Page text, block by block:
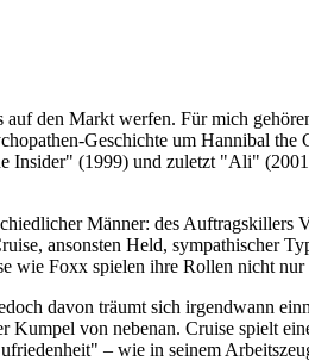
den Markt werfen. Für mich
Geschichte um Hannibal
Insider" (1999) und zuletzt "Ali"
Männer: des Auftragskillers
ansonsten Held,
wie Foxx spielen ihre Rollen nicht
davon träumt sich irgendwann
von nebenan. Cruise spielt
– wie in seinem